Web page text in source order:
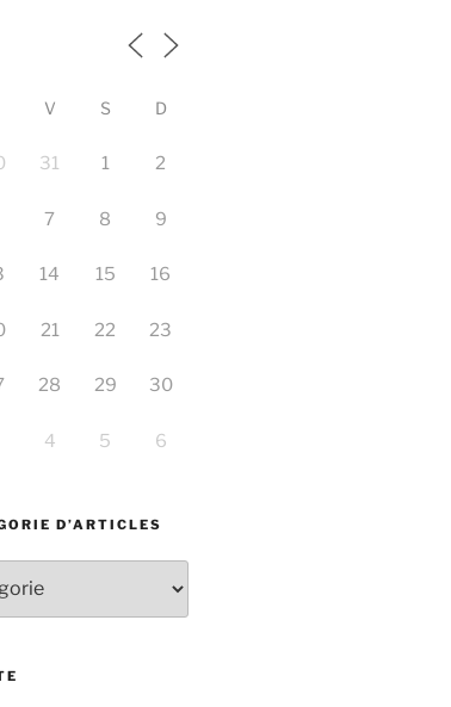
V S D
31 1 2
7 8 9
14 15 16
21 22 23
28 29 30
4 5 6
D’ARTICLES